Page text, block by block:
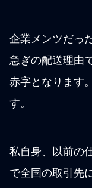
企業メンツだっ
急ぎの配送理由
赤字となります
す。
私自身、以前の
で全国の取引先